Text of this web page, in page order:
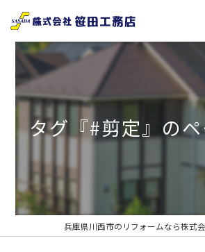
タグ『#剪定』の
兵庫県川西市のリフォームなら株式